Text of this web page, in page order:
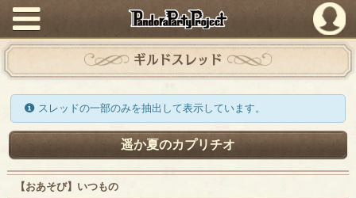
PandoraPartyProject
ギルドスレッド
スレッドの一部のみを抽出して表示しています。
遥か夏のカプリチオ
【おあそび】いつもの